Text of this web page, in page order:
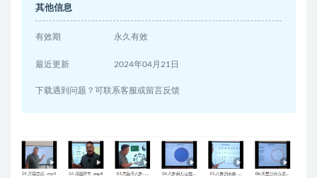
其他信息
有效期 永久有效
最近更新 2024年04月21日
下载遇到问题？可联系客服或留言反馈